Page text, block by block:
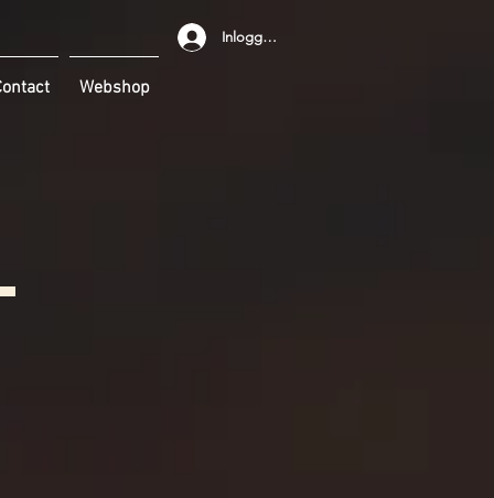
Webshop
Inloggen